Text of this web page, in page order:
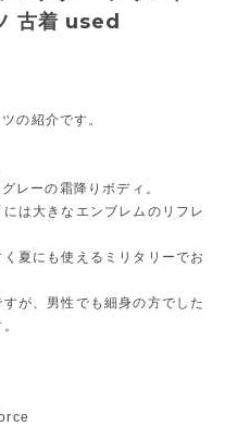
古着 used
の紹介です。
レーの霜降りボディ。
は大きなエンブレムのリフレ
夏にも使えるミリタリーでお
が、男性でも細身の方でした